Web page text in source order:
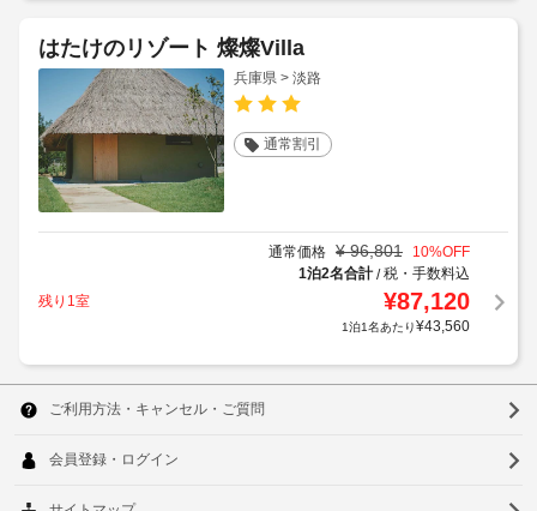
はたけのリゾート 燦燦Villa
兵庫県 > 淡路
通常割引
通常価格 ¥ 96,801 10%OFF
1泊2名合計/税・手数料込
残り1室
¥87,120
1泊1名あたり¥43,560